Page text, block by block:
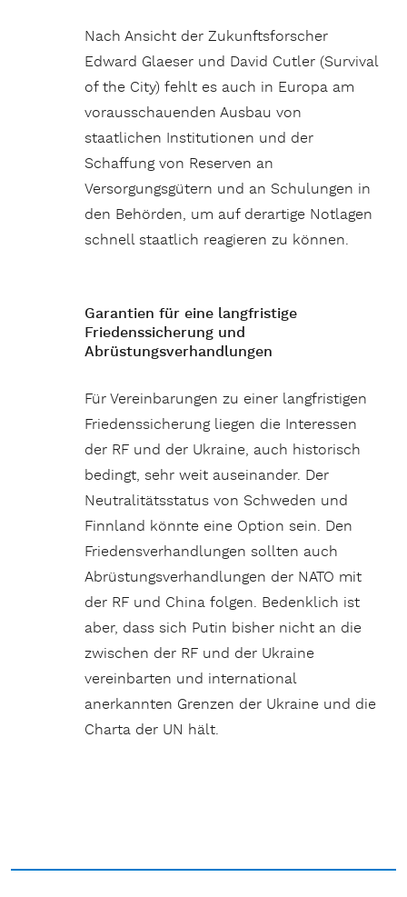
Nach Ansicht der Zukunftsforscher
Edward Glaeser und David Cutler (Survival
of the City) fehlt es auch in Europa am
vorausschauenden Ausbau von
staatlichen Institutionen und der
Schaffung von Reserven an
Versorgungsgütern und an Schulungen in
den Behörden, um auf derartige Notlagen
schnell staatlich reagieren zu können.
Garantien für eine langfristige
Friedenssicherung und
Abrüstungsverhandlungen
Für Vereinbarungen zu einer langfristigen
Friedenssicherung liegen die Interessen
der RF und der Ukraine, auch historisch
bedingt, sehr weit auseinander. Der
Neutralitätsstatus von Schweden und
Finnland könnte eine Option sein. Den
Friedensverhandlungen sollten auch
Abrüstungsverhandlungen der NATO mit
der RF und China folgen. Bedenklich ist
aber, dass sich Putin bisher nicht an die
zwischen der RF und der Ukraine
vereinbarten und international
anerkannten Grenzen der Ukraine und die
Charta der UN hält.